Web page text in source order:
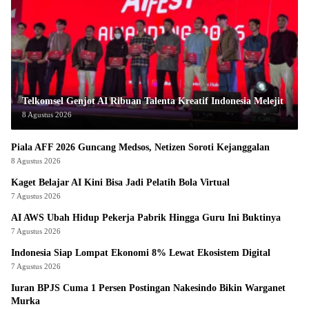
Telkomsel Genjot AI Ribuan Talenta Kreatif Indonesia Melejit
8 Agustus 2026
Piala AFF 2026 Guncang Medsos, Netizen Soroti Kejanggalan
8 Agustus 2026
Kaget Belajar AI Kini Bisa Jadi Pelatih Bola Virtual
7 Agustus 2026
AI AWS Ubah Hidup Pekerja Pabrik Hingga Guru Ini Buktinya
7 Agustus 2026
Indonesia Siap Lompat Ekonomi 8% Lewat Ekosistem Digital
7 Agustus 2026
Iuran BPJS Cuma 1 Persen Postingan Nakesindo Bikin Warganet
Murka